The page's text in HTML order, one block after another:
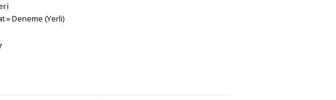
»Deneme (Yerli)